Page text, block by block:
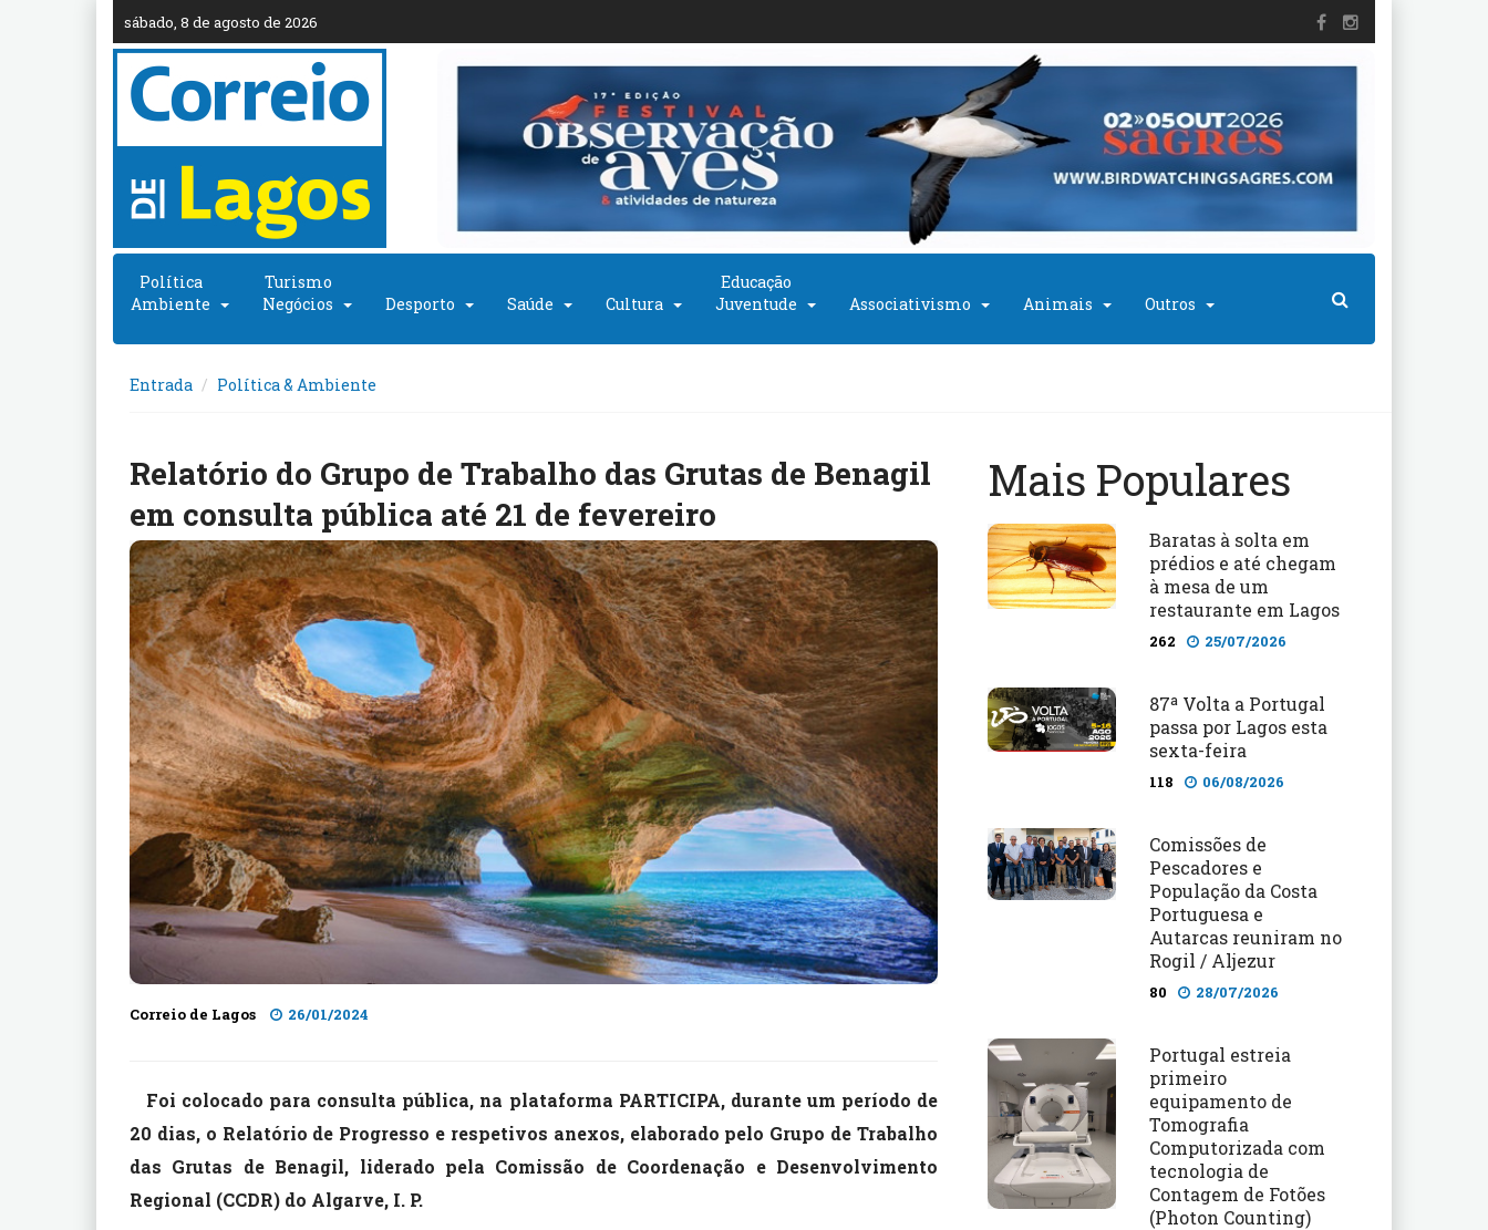
sábado, 8 de agosto de 2026
Política
Ambiente
Turismo
Negócios
Desporto Saúde Cultura
Educação
Juventude
Associativismo Animais Outros
Entrada Política & Ambiente
Relatório do Grupo de Trabalho das Grutas de Benagil
em consulta pública até 21 de fevereiro
Correio de Lagos 26/01/2024
Foi colocado para consulta pública, na plataforma PARTICIPA, durante um período de
20 dias, o Relatório de Progresso e respetivos anexos, elaborado pelo Grupo de Trabalho
das Grutas de Benagil, liderado pela Comissão de Coordenação e Desenvolvimento
Regional (CCDR) do Algarve, I. P.
Mais Populares
Baratas à solta em
prédios e até chegam
à mesa de um
restaurante em Lagos
262 25/07/2026
87ª Volta a Portugal
passa por Lagos esta
sexta-feira
118 06/08/2026
Comissões de
Pescadores e
População da Costa
Portuguesa e
Autarcas reuniram no
Rogil / Aljezur
80 28/07/2026
Portugal estreia
primeiro
equipamento de
Tomografia
Computorizada com
tecnologia de
Contagem de Fotões
(Photon Counting)